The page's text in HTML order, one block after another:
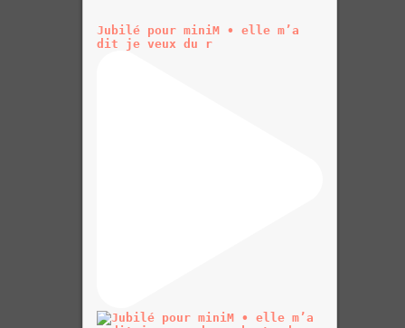
Jubilé pour miniM • elle m’a
dit je veux du r